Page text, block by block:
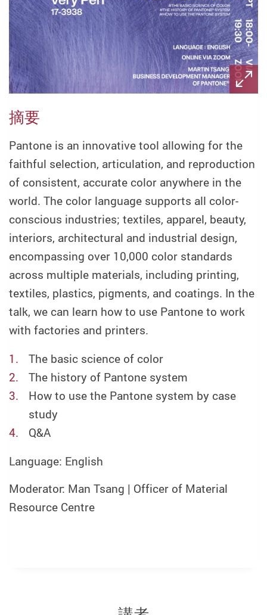
摘要
Pantone is an innovative tool allowing for the
faithful selection, articulation, and reproduction
of consistent, accurate color anywhere in the
world. The color language supports all color-
conscious industries; textiles, apparel, beauty,
interiors, architectural and industrial design,
encompassing over 10,000 color standards
across multiple materials, including printing,
textiles, plastics, pigments, and coatings. In the
talk, we can learn how to use Pantone to work
with factories and printers.
The basic science of color
The history of Pantone system
How to use the Pantone system by case
study
Q&A
Language: English
Moderator: Man Tsang | Officer of Material
Resource Centre